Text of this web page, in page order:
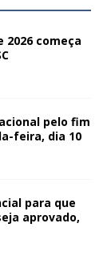
começa
pelo fim
feira, dia 10
para que
aprovado,